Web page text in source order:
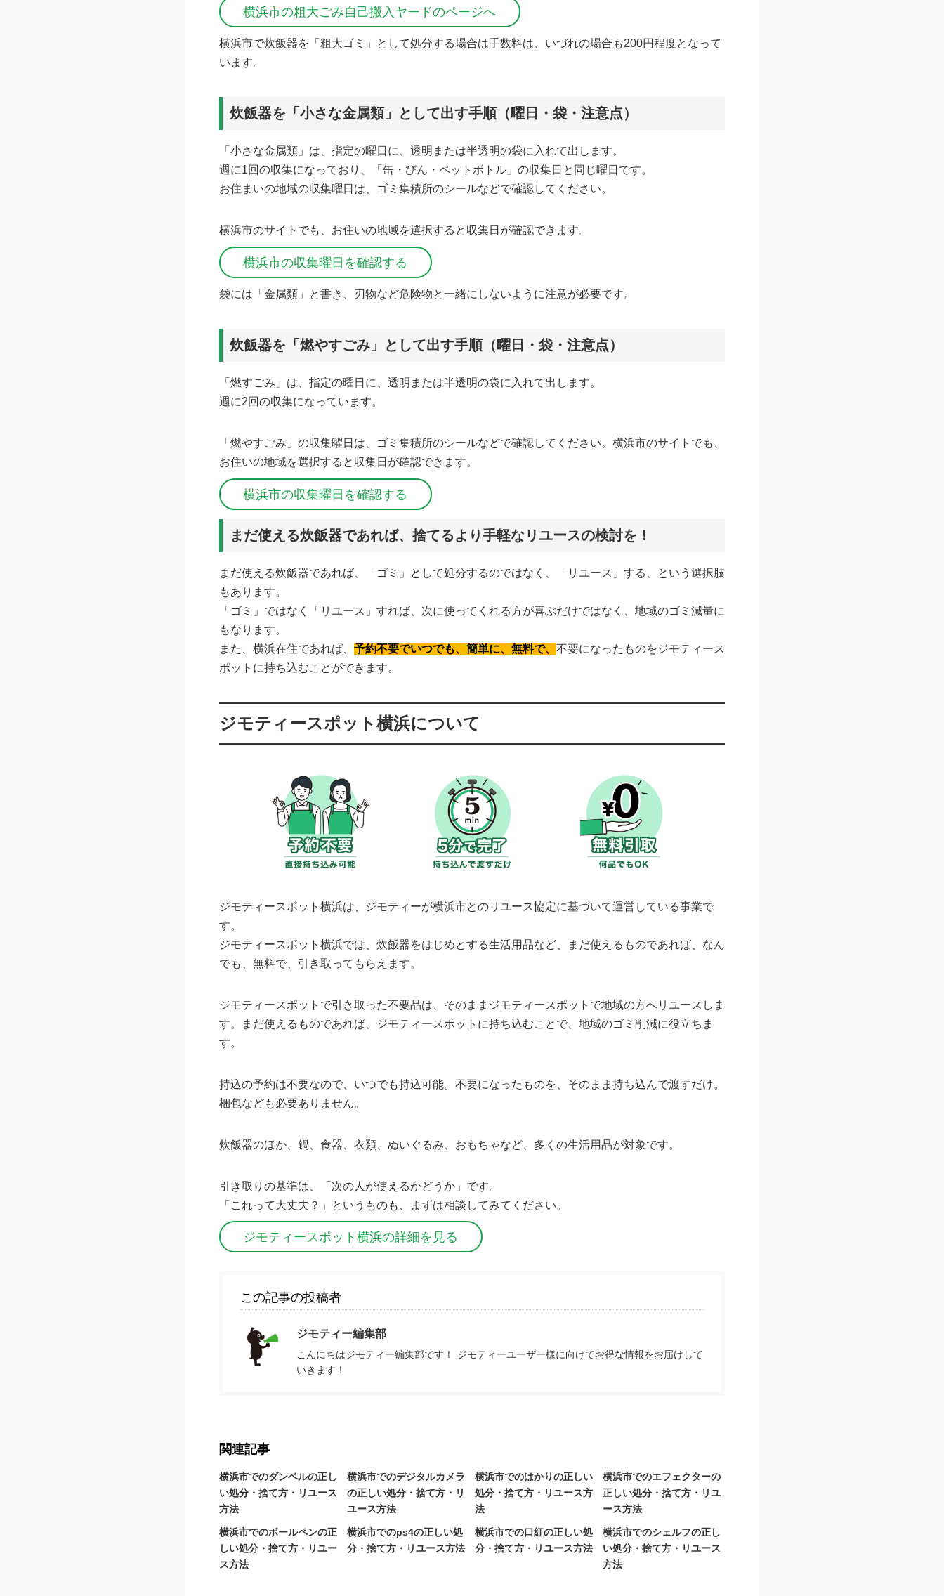
横浜市の粗大ごみ自己搬入ヤードのページへ
横浜市で炊飯器を「粗大ゴミ」として処分する場合は手数料は、いづれの場合も200円程度となって
います。
炊飯器を「小さな金属類」として出す手順（曜日・袋・注意点）
「小さな金属類」は、指定の曜日に、透明または半透明の袋に入れて出します。
週に1回の収集になっており、「缶・びん・ペットボトル」の収集日と同じ曜日です。
お住まいの地域の収集曜日は、ゴミ集積所のシールなどで確認してください。
横浜市のサイトでも、お住いの地域を選択すると収集日が確認できます。
横浜市の収集曜日を確認する
袋には「金属類」と書き、刃物など危険物と一緒にしないように注意が必要です。
炊飯器を「燃やすごみ」として出す手順（曜日・袋・注意点）
「燃すごみ」は、指定の曜日に、透明または半透明の袋に入れて出します。
週に2回の収集になっています。
「燃やすごみ」の収集曜日は、ゴミ集積所のシールなどで確認してください。横浜市のサイトでも、
お住いの地域を選択すると収集日が確認できます。
横浜市の収集曜日を確認する
まだ使える炊飯器であれば、捨てるより手軽なリユースの検討を！
まだ使える炊飯器であれば、「ゴミ」として処分するのではなく、「リユース」する、という選択肢
もあります。
「ゴミ」ではなく「リユース」すれば、次に使ってくれる方が喜ぶだけではなく、地域のゴミ減量に
もなります。
また、横浜在住であれば、 予約不要でいつでも、簡単に、無料で、 不要になったものをジモティース
ポットに持ち込むことができます。
ジモティースポット横浜について
ジモティースポット横浜は、ジモティーが横浜市とのリユース協定に基づいて運営している事業で
す。
ジモティースポット横浜では、炊飯器をはじめとする生活用品など、まだ使えるものであれば、なん
でも、無料で、引き取ってもらえます。
ジモティースポットで引き取った不要品は、そのままジモティースポットで地域の方へリユースしま
す。まだ使えるものであれば、ジモティースポットに持ち込むことで、地域のゴミ削減に役立ちま
す。
持込の予約は不要なので、いつでも持込可能。不要になったものを、そのまま持ち込んで渡すだけ。
梱包なども必要ありません。
炊飯器のほか、鍋、食器、衣類、ぬいぐるみ、おもちゃなど、多くの生活用品が対象です。
引き取りの基準は、「次の人が使えるかどうか」です。
「これって大丈夫？」というものも、まずは相談してみてください。
ジモティースポット横浜の詳細を見る
この記事の投稿者
ジモティー編集部
こんにちはジモティー編集部です！ ジモティーユーザー様に向けてお得な情報をお届けして
いきます！
関連記事
横浜市でのダンベルの正し
い処分・捨て方・リユース
方法
横浜市でのデジタルカメラ
の正しい処分・捨て方・リ
ユース方法
横浜市でのはかりの正しい
処分・捨て方・リユース方
法
横浜市でのエフェクターの
正しい処分・捨て方・リユ
ース方法
横浜市でのボールペンの正
しい処分・捨て方・リユー
ス方法
横浜市でのps4の正しい処
分・捨て方・リユース方法
横浜市での口紅の正しい処
分・捨て方・リユース方法
横浜市でのシェルフの正し
い処分・捨て方・リユース
方法